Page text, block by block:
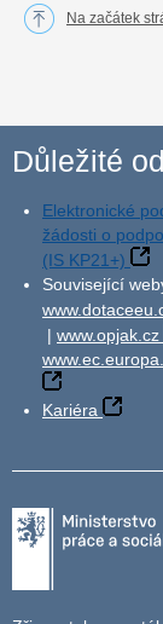
Na začátek
Důležité
Elektronické
žádosti o
(IS KP21+)
Související
| www.opjak.cz
Kariéra